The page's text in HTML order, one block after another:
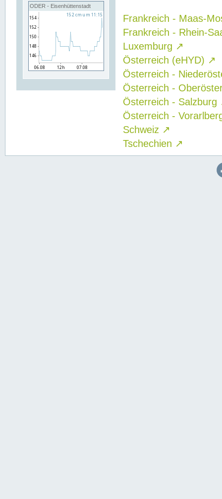
ODER - Eisenhüttenstadt
Frankreich - Maas-
Frankreich - Rhein-
Luxemburg ↗
Österreich (eHYD) ↗
Österreich -
Österreich -
Österreich - Salzburg
Österreich -
Schweiz ↗
Tschechien ↗